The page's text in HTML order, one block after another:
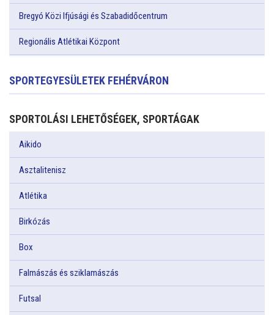
Bregyó Közi Ifjúsági és Szabadidőcentrum
Regionális Atlétikai Központ
SPORTEGYESÜLETEK FEHÉRVÁRON
SPORTOLÁSI LEHETŐSÉGEK, SPORTÁGAK
Aikido
Asztalitenisz
Atlétika
Birkózás
Box
Falmászás és sziklamászás
Futsal